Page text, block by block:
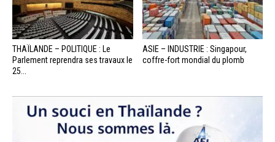
THAÏLANDE – POLITIQUE : Le
Parlement reprendra ses travaux le
25...
ASIE – INDUSTRIE : Singapour,
coffre-fort mondial du plomb